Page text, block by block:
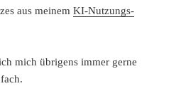
aus meinemKI-Nutzungs-
mich übrigens immer gerne